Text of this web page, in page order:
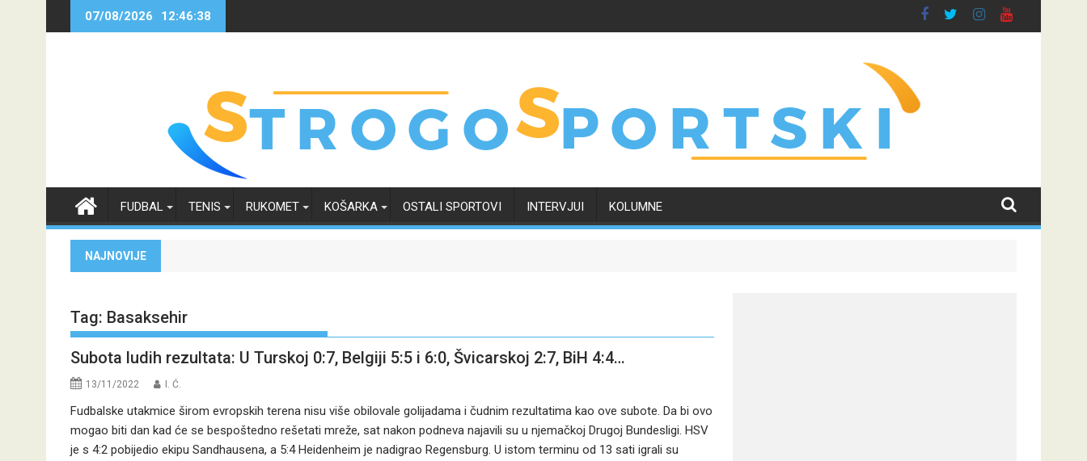
07/08/2026 12:46:38
FUDBAL TENIS RUKOMET KOŠARKA OSTALI SPORTOVI INTERVJUI KOLUMNE
NAJNOVIJE
Tag: Basaksehir
Subota ludih rezultata: U Turskoj 0:7, Belgiji 5:5 i 6:0, Švicarskoj 2:7, BiH 4:4…
13/11/2022 I. Ć.
Fudbalske utakmice širom evropskih terena nisu više obilovale golijadama i čudnim rezultatima kao ove subote. Da bi ovo
mogao biti dan kad će se bespoštedno rešetati mreže, sat nakon podneva najavili su u njemačkoj Drugoj Bundesligi. HSV
je s 4:2 pobijedio ekipu Sandhausena, a 5:4 Heidenheim je nadigrao Regensburg. U istom terminu od 13 sati igrali su